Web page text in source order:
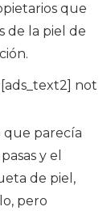
que
de la piel de
not
que parecía
y el
de piel,
pero